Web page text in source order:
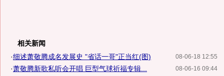
相关新闻
08-06-18 12:55
·细述萧敬腾成名发展史 "省话一哥"正当红(图)
08-06-16 09:44
·萧敬腾新歌私听会开唱 巨型气球祈福专辑...